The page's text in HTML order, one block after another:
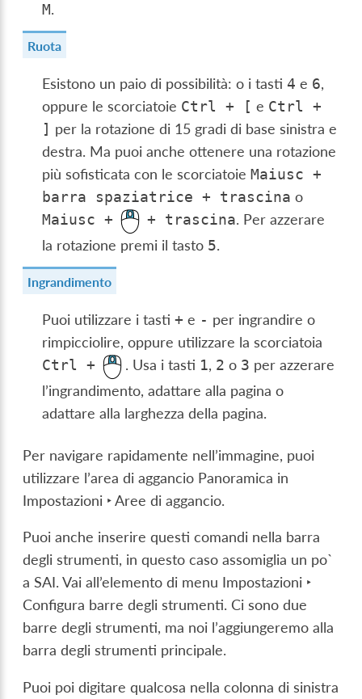
M.
Ruota
Esistono un paio di possibilità: o i tasti 4 e 6,
oppure le scorciatoie Ctrl + [ e Ctrl
+
] per la rotazione di 15 gradi di base sinistra e
destra. Ma puoi anche ottenere una rotazione
più sofisticata con le scorciatoieMaiusc
+
barra
spaziatrice + trascina o
Maiusc + + trascina. Per azzerare
la rotazione premi il tasto 5.
Ingrandimento
Puoi utilizzare i tasti+ e - per ingrandire o
rimpicciolire, oppure utilizzare la scorciatoia
Ctrl + . Usa i tasti 1, 2 o 3 per azzerare
l’ingrandimento, adattare alla pagina o
adattare alla larghezza della pagina.
Per navigare rapidamente nell’immagine, puoi
utilizzare l’area di aggancio Panoramica in
Impostazioni ‣ Aree di aggancio.
Puoi anche inserire questi comandi nella barra
degli strumenti, in questo caso assomiglia un po`
a SAI. Vai all’elemento di menu Impostazioni ‣
Configura barre degli strumenti. Ci sono due
barre degli strumenti, ma noi l’aggiungeremo alla
barra degli strumenti principale.
Puoi poi digitare qualcosa nella colonna di sinistra